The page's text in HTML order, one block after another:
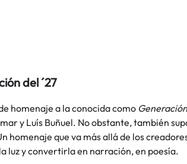
del ´27
homenaje a la conocida como
y Luís Buñuel. No obstante, también
homenaje que va más allá de los
luz y convertirla en narración, en poesía.